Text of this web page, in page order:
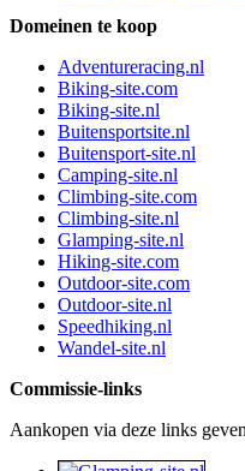
Domeinen te koop
Adventureracing.nl
Biking-site.com
Biking-site.nl
Buitensportsite.nl
Buitensport-site.nl
Camping-site.nl
Climbing-site.com
Climbing-site.nl
Glamping-site.nl
Hiking-site.com
Outdoor-site.com
Outdoor-site.nl
Speedhiking.nl
Wandel-site.nl
Commissie-links
Aankopen via deze links